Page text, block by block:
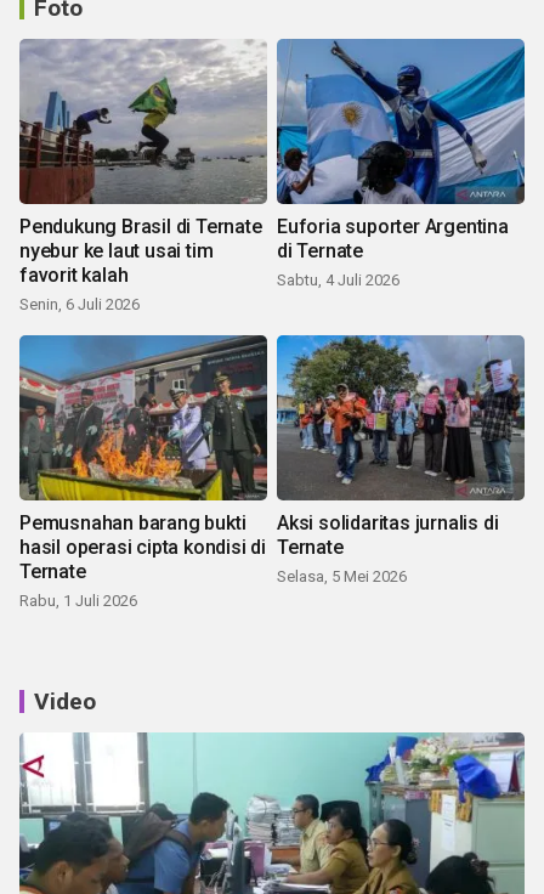
Foto
Pendukung Brasil di Ternate
nyebur ke laut usai tim
favorit kalah
Senin, 6 Juli 2026
Euforia suporter Argentina
di Ternate
Sabtu, 4 Juli 2026
Pemusnahan barang bukti
hasil operasi cipta kondisi di
Ternate
Rabu, 1 Juli 2026
Aksi solidaritas jurnalis di
Ternate
Selasa, 5 Mei 2026
Video